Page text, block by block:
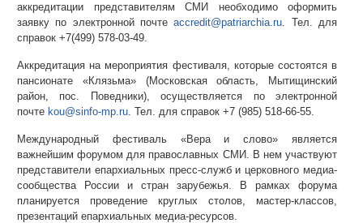
аккредитации представителям СМИ необходимо оформить
заявку по электронной почтеaccredit@patriarchia.ru. Тел. для
справок +7(499) 578-03-49.
Аккредитация на мероприятия фестиваля, которые состоятся в
пансионате «Клязьма» (Московская область, Мытищинский
район, пос. Поведники), осуществляется по электронной
почте kou@sinfo-mp.ru. Тел. для справок +7 (985) 518-66-55.
Международный фестиваль «Вера и слово» является
важнейшим форумом для православных СМИ. В нем участвуют
представители епархиальных пресс-служб и церковного медиа-
сообщества России и стран зарубежья. В рамках форума
планируется проведение круглых столов, мастер-классов,
презентаций епархиальных медиа-ресурсов.